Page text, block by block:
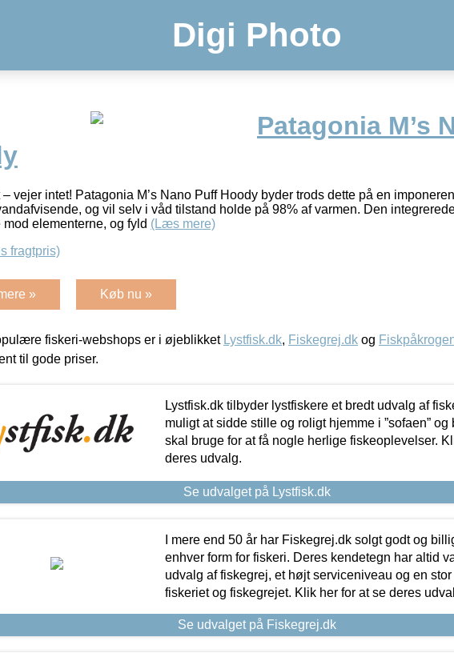
Digi Photo
Patagonia M’s
– vejer intet! Patagonia M’s Nano Puff Hoody byder trods dette på en
og vil selv i våd tilstand holde på 98% af varmen. Den
mod elementerne, og fyld (Læs mere)
fragtpris)
» Køb nu »
fiskeri-webshops er i øjeblikket Lystfisk.dk, Fiskegrej.dk og
til gode priser.
Lystfisk.dk tilbyder lystfiskere et bredt udvalg af
muligt at sidde stille og roligt hjemme i ”sofaen” og
skal bruge for at få nogle herlige fiskeoplevelser.
deres udvalg.
Se udvalget på Lystfisk.dk
I mere end 50 år har Fiskegrej.dk solgt godt og
enhver form for fiskeri. Deres kendetegn har altid
udvalg af fiskegrej, et højt serviceniveau og en
fiskeriet og fiskegrejet. Klik her for at se deres
Se udvalget på Fiskegrej.dk